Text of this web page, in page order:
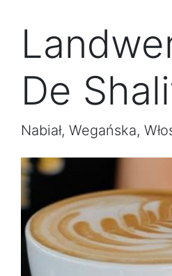
De
Nabiał, Wegańska,